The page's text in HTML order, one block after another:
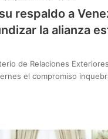
respaldo a
la alianza
de Relaciones
el compromiso